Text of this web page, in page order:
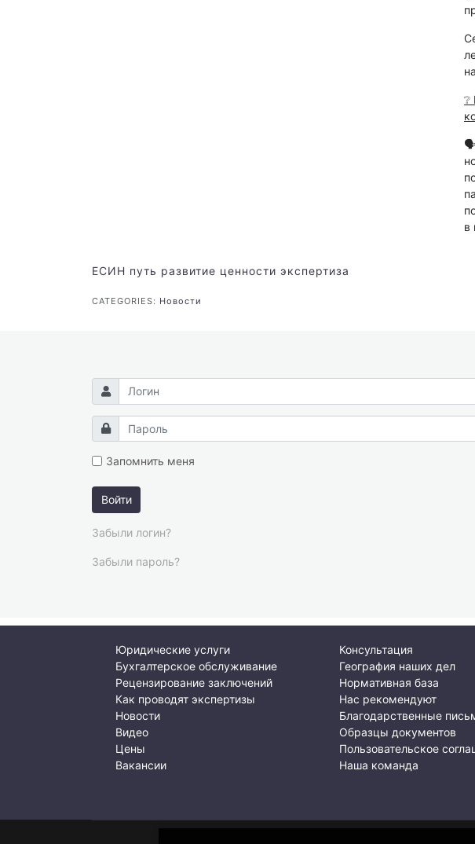
🗣
в
ЕСИН путь развитие ценности экспертиза
CATEGORIES: Новости
Запомнить меня
Войти
Забыли логин?
Забыли пароль?
Юридические услуги
Бухгалтерское обслуживание
Рецензирование заключений
Как проводят экспертизы
Новости
Видео
Цены
Вакансии
Консультация
География наших дел
Нормативная база
Нас рекомендуют
Благодарственные
Образцы документов
Пользовательское
Наша команда